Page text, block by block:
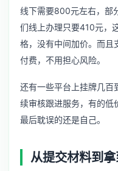
线下需要800元左右，部
们线上办理只要410元，
格，没有中间加价。而且
付费，不用担心风险。
还有一些平台上挂牌几百
续审核跟进服务，有的低
最后耽误的还是自己。
从提交材料到